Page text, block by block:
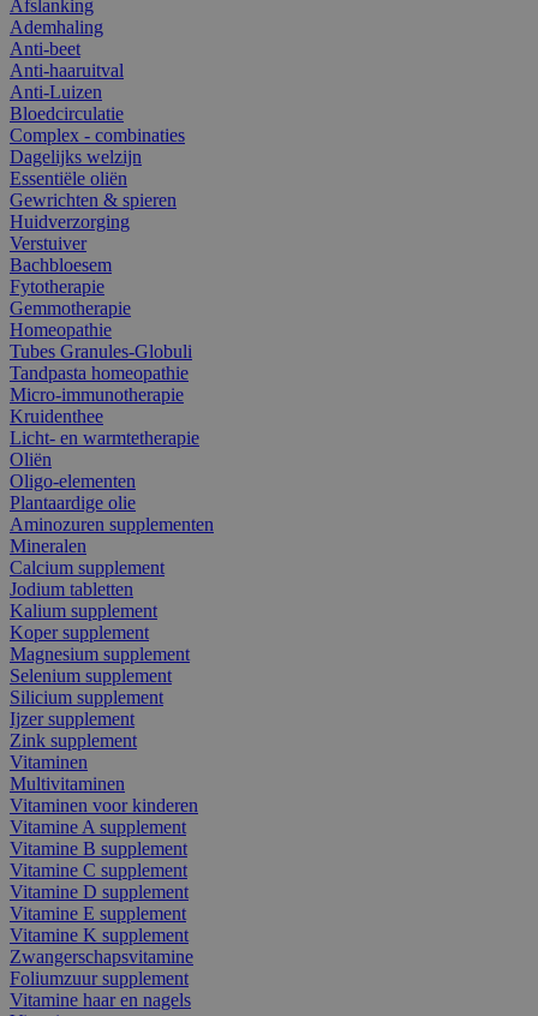
Afslanking
Ademhaling
Anti-beet
Anti-haaruitval
Anti-Luizen
Bloedcirculatie
Complex - combinaties
Dagelijks welzijn
Essentiële oliën
Gewrichten & spieren
Huidverzorging
Verstuiver
Bachbloesem
Fytotherapie
Gemmotherapie
Homeopathie
Tubes Granules-Globuli
Tandpasta homeopathie
Micro-immunotherapie
Kruidenthee
Licht- en warmtetherapie
Oliën
Oligo-elementen
Plantaardige olie
Aminozuren supplementen
Mineralen
Calcium supplement
Jodium tabletten
Kalium supplement
Koper supplement
Magnesium supplement
Selenium supplement
Silicium supplement
Ijzer supplement
Zink supplement
Vitaminen
Multivitaminen
Vitaminen voor kinderen
Vitamine A supplement
Vitamine B supplement
Vitamine C supplement
Vitamine D supplement
Vitamine E supplement
Vitamine K supplement
Zwangerschapsvitamine
Foliumzuur supplement
Vitamine haar en nagels